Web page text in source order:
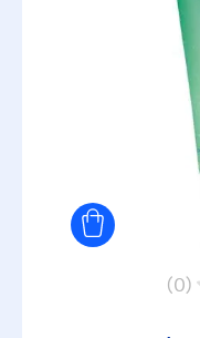
(0)